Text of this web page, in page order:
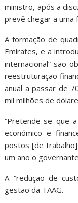
ministro, após a
prevê chegar a
A formação de
Emirates, e a
internacional” são
reestruturação
anual a passar de
mil milhões de
“Pretende-se que
económico e
postos [de trabalho]
um ano o
A “redução de
gestão da TAAG.